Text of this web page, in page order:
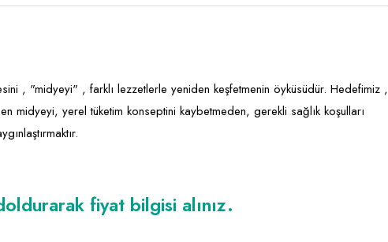
, "midyeyi" , farklı lezzetlerle yeniden keşfetmenin öyküsüdür. Hedefimiz ,
midyeyi, yerel tüketim konseptini kaybetmeden, gerekli sağlık koşulları
fiyat bilgisi alınız.